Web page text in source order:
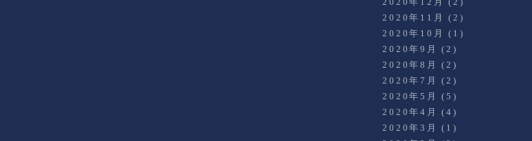
2020年11月
(2)
2020年10月
(1)
2020年9月
(2)
2020年8月
(2)
2020年7月
(2)
2020年5月
(5)
2020年4月
(4)
2020年3月
(1)